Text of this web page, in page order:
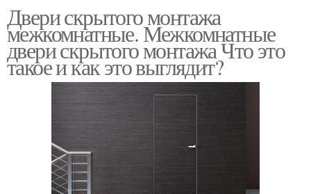
Двери скрытого монтажа
межкомнатные. Межкомнатные
двери скрытого монтажа Что это
такое и как это выглядит?